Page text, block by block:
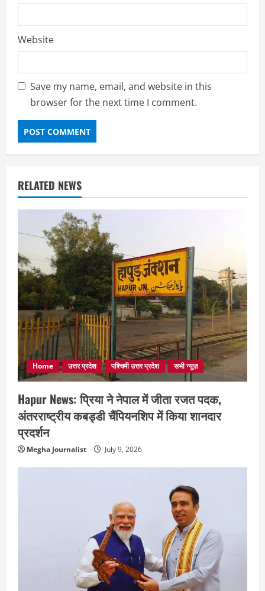
Website
Save my name, email, and website in this
browser for the next time I comment.
RELATED NEWS
Home उत्तर प्रदेश पश्चिमी उत्तर प्रदेश सभी न्यूज़
Hapur News: प्रिया ने नेपाल में जीता रजत पदक,
अंतरराष्ट्रीय कबड्डी चैंपियनशिप में किया शानदार
प्रदर्शन
Megha Journalist July 9, 2026